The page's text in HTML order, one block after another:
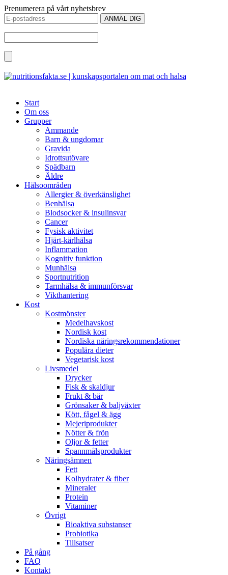
Prenumerera på vårt nyhetsbrev
Start
Om oss
Grupper
Ammande
Barn & ungdomar
Gravida
Idrottsutövare
Spädbarn
Äldre
Hälsoområden
Allergier & överkänslighet
Benhälsa
Blodsocker & insulinsvar
Cancer
Fysisk aktivitet
Hjärt-kärlhälsa
Inflammation
Kognitiv funktion
Munhälsa
Sportnutrition
Tarmhälsa & immunförsvar
Vikthantering
Kost
Kostmönster
Medelhavskost
Nordisk kost
Nordiska näringsrekommendationer
Populära dieter
Vegetarisk kost
Livsmedel
Drycker
Fisk & skaldjur
Frukt & bär
Grönsaker & baljväxter
Kött, fågel & ägg
Mejeriprodukter
Nötter & frön
Oljor & fetter
Spannmålsprodukter
Näringsämnen
Fett
Kolhydrater & fiber
Mineraler
Protein
Vitaminer
Övrigt
Bioaktiva substanser
Probiotika
Tillsatser
På gång
FAQ
Kontakt